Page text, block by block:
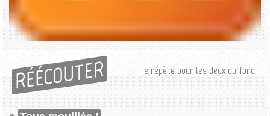
RÉÉCOUTER je répète pour les deux du fond